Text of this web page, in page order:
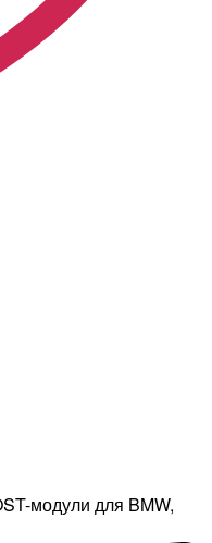
модули для BMW,